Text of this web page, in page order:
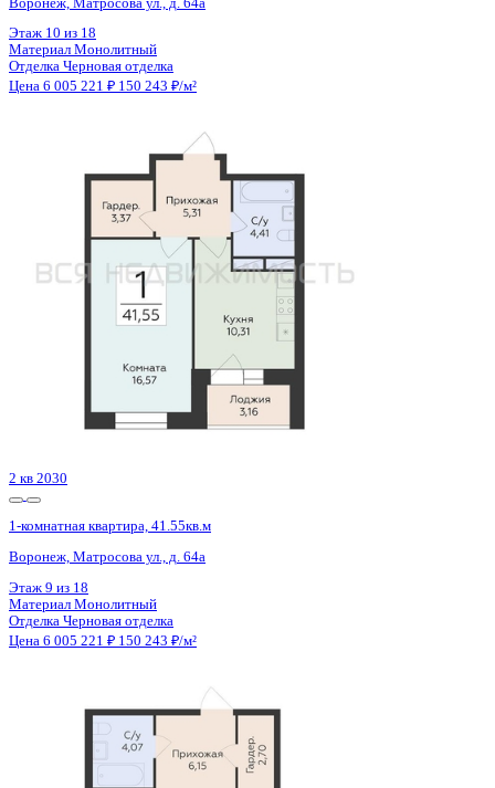
2 кв 2030
1-комнатная квартира, 41.55кв.м
Воронеж, Матросова ул., д. 64а
16 из 18
Монолитный
Черновая отделка
Цена 6 005 221 ₽ 150 243 ₽/м²